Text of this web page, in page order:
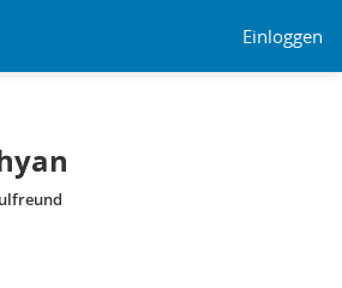
Einloggen